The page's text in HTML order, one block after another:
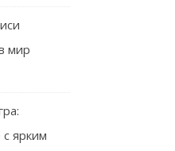
мир
ярким